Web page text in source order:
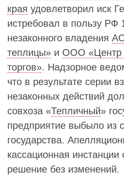
края удовлетворил иск
истребовал в пользу РФ
незаконного владения
теплицы» и ООО «Центр
торгов». Надзорное
что в результате серии
незаконных действий
совхоза «Тепличный»
предприятие выбыло из
государства.
кассационная инстанции
решение без изменений.